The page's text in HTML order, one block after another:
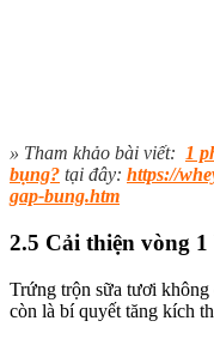
» Tham khảo bài viết:
1
bụng? tại đây: https://
gap-bung.htm
2.5 Cải thiện vòng
Trứng trộn sữa tươi
còn là bí quyết tăng kích